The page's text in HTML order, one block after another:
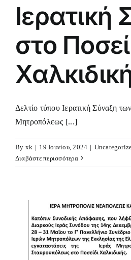
Ιερατική
στο
Δελτίο τύπου Ιερατική Σύναξη
Μητροπόλεως [...]
By xk | 19 Ιουνίου, 2024 |
Διαβάστε περισσότερα